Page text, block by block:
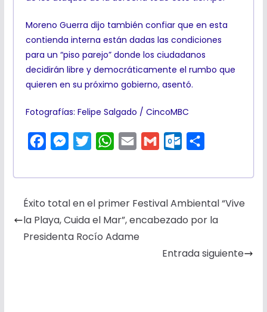
Moreno Guerra dijo también confiar que en esta
contienda interna están dadas las condiciones
para un “piso parejo” donde los ciudadanos
decidirán libre y democráticamente el rumbo que
quieren en su próximo gobierno, asentó.
Fotografías: Felipe Salgado / CincoMBC
c
o
M
s
i
e
W
a
A
a
a
t
k
m
t
Éxito total en el primer Festival Ambiental “Vive
la Playa, Cuida el Mar”, encabezado por la
Presidenta Rocío Adame
Entrada siguiente